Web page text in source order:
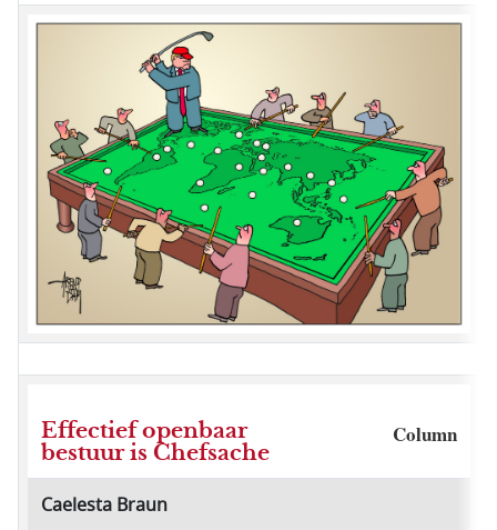
Effectief openbaar
bestuur is Chefsache
Column
Caelesta Braun